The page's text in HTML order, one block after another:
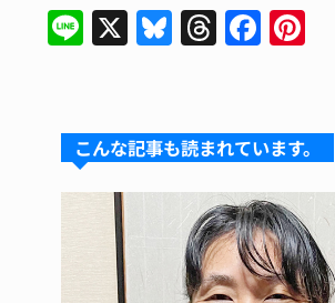
Li
n
X Bl
u
s
k
y
T
hr
a
d
s
F
a
e
b
o
o
k
re
st
こんな記事も読まれています。